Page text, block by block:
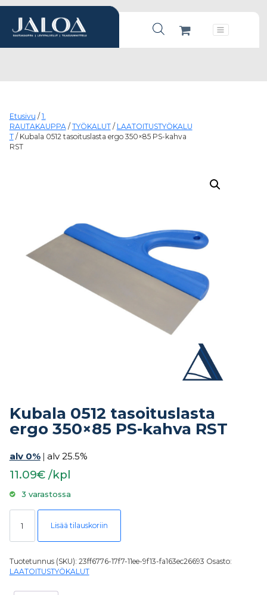
Products search
Päävalikko
Etusivu / 1.
RAUTAKAUPPA/ TYÖKALUT/ LAATOITUSTYÖKALU
T/ Kubala 0512 tasoituslasta ergo 350×85 PS-kahva
RST
Kubala 0512 tasoituslasta
ergo 350×85 PS-kahva RST
alv 0% | alv 25.5%
11.09€ /kpl
3 varastossa
Kubala 0512 tasoituslasta ergo 350x85 PS-kahva RST määrä
Lisää tilauskoriin
Tuotetunnus (SKU): 23ff6776-17f7-11ee-9f13-fa163ec26693 Osasto:
LAATOITUSTYÖKALUT